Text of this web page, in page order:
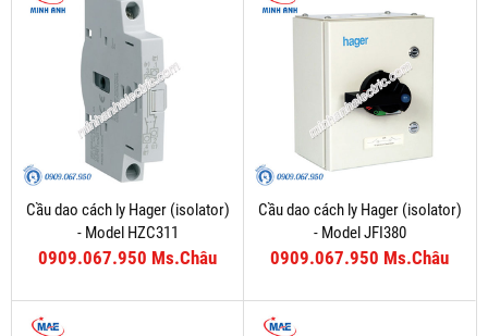
Cầu dao cách ly Hager (isolator)
- Model HZC311
0909.067.950 Ms.Châu
Cầu dao cách ly Hager (isolator)
- Model JFI380
0909.067.950 Ms.Châu